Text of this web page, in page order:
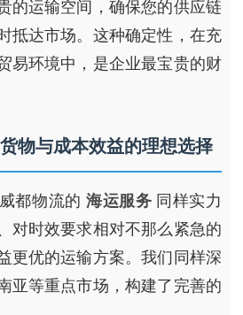
的运输空间，确保您的供应链
抵达市场。这种确定性，在充
易环境中，是企业最宝贵的财
货物与成本效益的理想选择
都物流的海运服务 同样实力
对时效要求相对不那么紧急的
更优的运输方案。我们同样深
亚等重点市场，构建了完善的